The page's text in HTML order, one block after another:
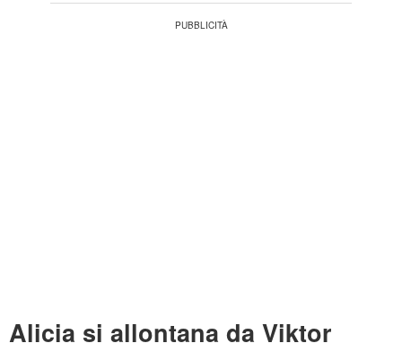
Alicia si allontana da Viktor